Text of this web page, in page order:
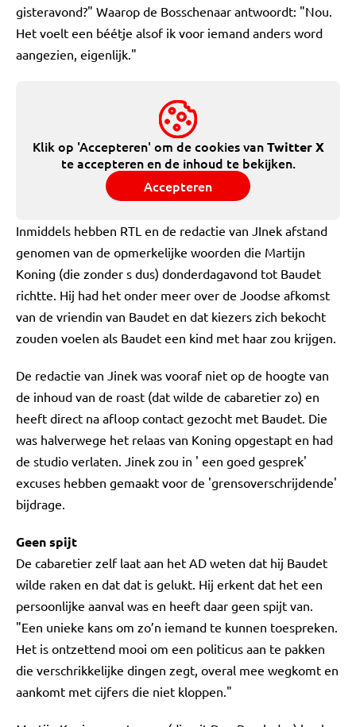
gisteravond?" Waarop de Bosschenaar antwoordt: "Nou.
Het voelt een béétje alsof ik voor iemand anders word
aangezien, eigenlijk."
Klik op 'Accepteren' om de cookies vanTwitter X
te accepteren en de inhoud te bekijken.
Accepteren
Inmiddels hebben RTL en de redactie van JInek afstand
genomen van de opmerkelijke woorden die Martijn
Koning (die zonder s dus) donderdagavond tot Baudet
richtte. Hij had het onder meer over de Joodse afkomst
van de vriendin van Baudet en dat kiezers zich bekocht
zouden voelen als Baudet een kind met haar zou krijgen.
De redactie van Jinek was vooraf niet op de hoogte van
de inhoud van de roast (dat wilde de cabaretier zo) en
heeft direct na afloop contact gezocht met Baudet. Die
was halverwege het relaas van Koning opgestapt en had
de studio verlaten. Jinek zou in ' een goed gesprek'
excuses hebben gemaakt voor de 'grensoverschrijdende'
bijdrage.
Geen spijt
De cabaretier zelf laat aan het AD weten dat hij Baudet
wilde raken en dat dat is gelukt. Hij erkent dat het een
persoonlijke aanval was en heeft daar geen spijt van.
"Een unieke kans om zo’n iemand te kunnen toespreken.
Het is ontzettend mooi om een politicus aan te pakken
die verschrikkelijke dingen zegt, overal mee wegkomt en
aankomt met cijfers die niet kloppen."